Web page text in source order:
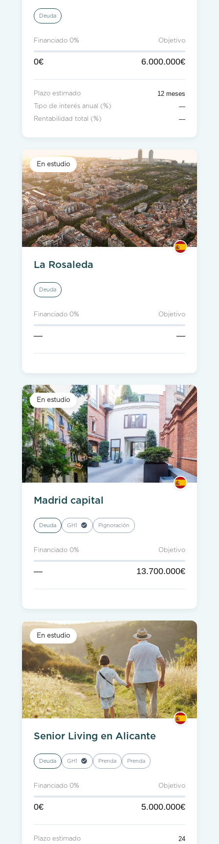
Deuda
Financiado 0% Objetivo
0€ 6.000.000€
Plazo estimado 12 meses
Tipo de interés anual (%) —
Rentabilidad total (%) —
En estudio
La Rosaleda
Deuda
Financiado 0% Objetivo
— —
En estudio
Madrid capital
Deuda GH1 Pignoración
Financiado 0% Objetivo
— 13.700.000€
En estudio
Senior Living en Alicante
Deuda GH1 Prenda Prenda
Financiado 0% Objetivo
0€ 5.000.000€
Plazo estimado 24